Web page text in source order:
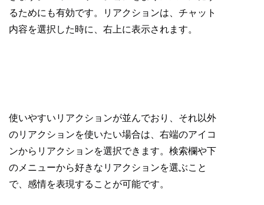
るためにも有効です。リアクションは、チャット
内容を選択した時に、右上に表示されます。
使いやすいリアクションが並んでおり、それ以外
のリアクションを使いたい場合は、右端のアイコ
ンからリアクションを選択できます。検索欄や下
のメニューから好きなリアクションを選ぶこと
で、感情を表現することが可能です。